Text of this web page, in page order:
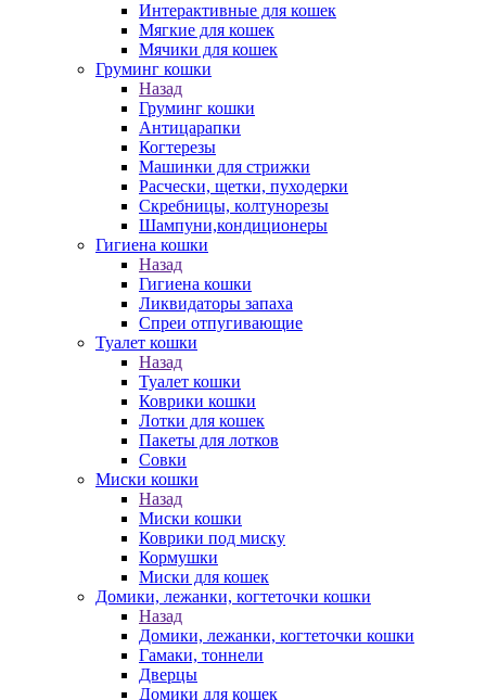
Интерактивные для кошек
Мягкие для кошек
Мячики для кошек
Груминг кошки
Назад
Груминг кошки
Антицарапки
Когтерезы
Машинки для стрижки
Расчески, щетки, пуходерки
Скребницы, колтунорезы
Шампуни,кондиционеры
Гигиена кошки
Назад
Гигиена кошки
Ликвидаторы запаха
Спреи отпугивающие
Туалет кошки
Назад
Туалет кошки
Коврики кошки
Лотки для кошек
Пакеты для лотков
Совки
Миски кошки
Назад
Миски кошки
Коврики под миску
Кормушки
Миски для кошек
Домики, лежанки, когтеточки кошки
Назад
Домики, лежанки, когтеточки кошки
Гамаки, тоннели
Дверцы
Домики для кошек